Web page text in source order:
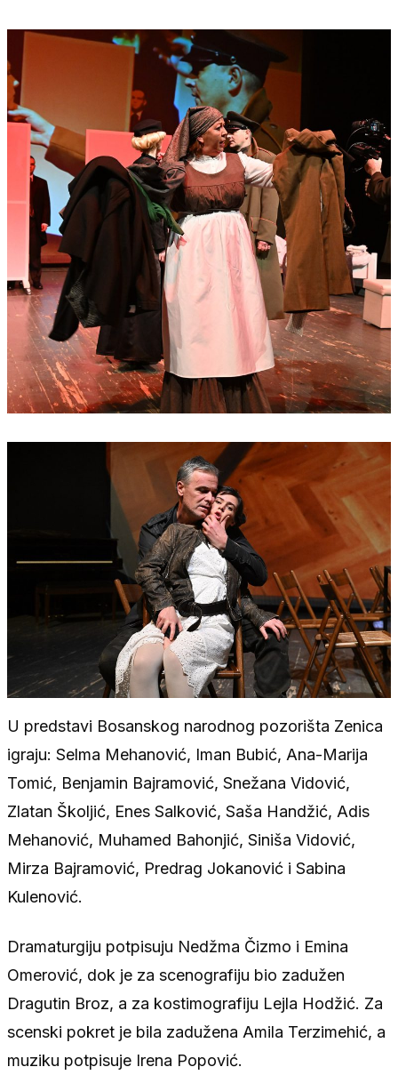
U predstavi Bosanskog narodnog pozorišta Zenica
igraju: Selma Mehanović, Iman Bubić, Ana-Marija
Tomić, Benjamin Bajramović, Snežana Vidović,
Zlatan Školjić, Enes Salković, Saša Handžić, Adis
Mehanović, Muhamed Bahonjić, Siniša Vidović,
Mirza Bajramović, Predrag Jokanović i Sabina
Kulenović.
Dramaturgiju potpisuju Nedžma Čizmo i Emina
Omerović, dok je za scenografiju bio zadužen
Dragutin Broz, a za kostimografiju Lejla Hodžić. Za
scenski pokret je bila zadužena Amila Terzimehić, a
muziku potpisuje Irena Popović.